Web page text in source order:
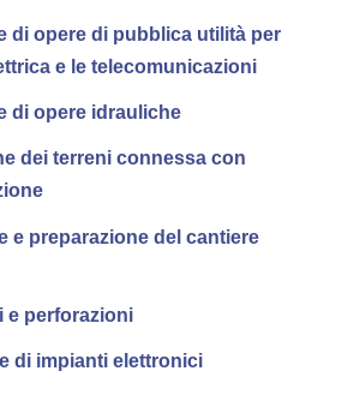
di opere di pubblica utilità per
e le telecomunicazioni
di opere idrauliche
dei terreni connessa con
e preparazione del cantiere
e perforazioni
di impianti elettronici